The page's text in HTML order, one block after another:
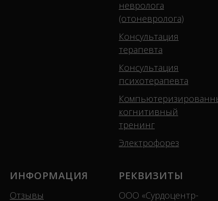
невролога
(отоневролога)
Консультация
терапевта
Консультация
психотерапевта
когнитивный
тренинг
Электрофорез
ИНФОРМАЦИЯ
Отзывы
РЕКВИЗИТЫ
ООО «Сурдоцентр-